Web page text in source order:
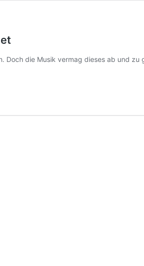
Doch die Musik vermag dieses ab und